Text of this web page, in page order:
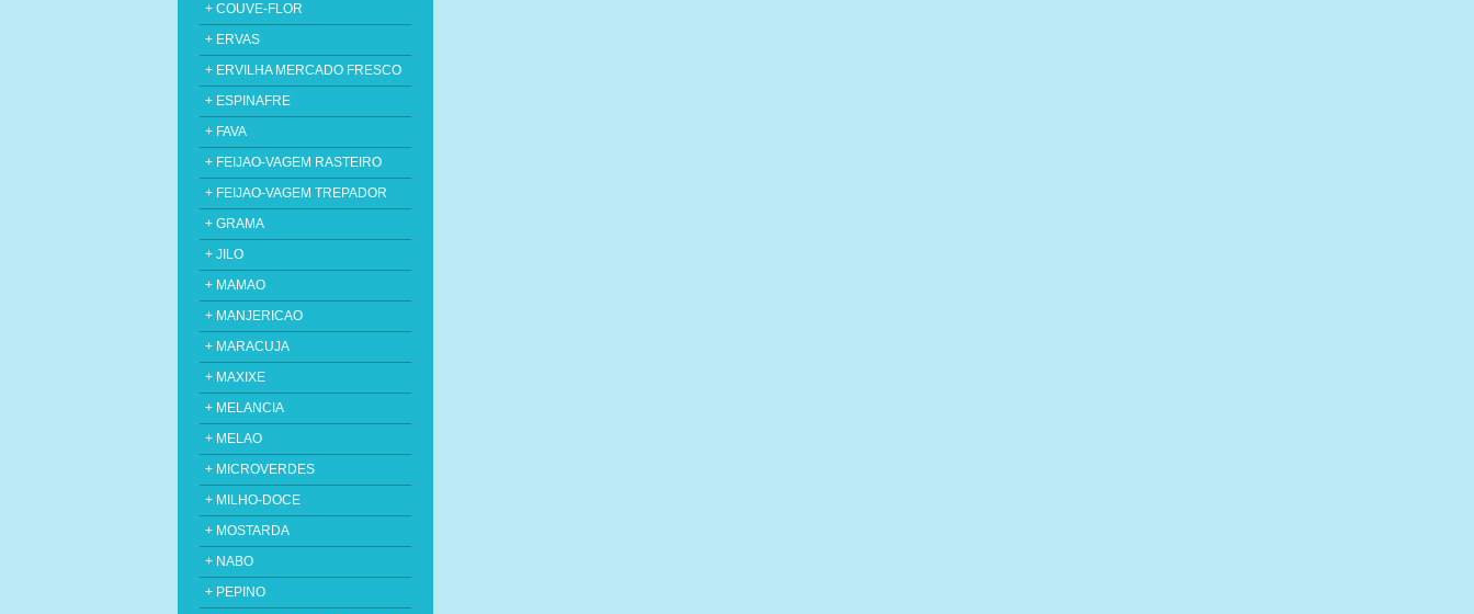
+ COUVE-FLOR
+ ERVAS
+ ERVILHA MERCADO FRESCO
+ ESPINAFRE
+ FAVA
+ FEIJAO-VAGEM RASTEIRO
+ FEIJAO-VAGEM TREPADOR
+ GRAMA
+ JILO
+ MAMAO
+ MANJERICAO
+ MARACUJA
+ MAXIXE
+ MELANCIA
+ MELAO
+ MICROVERDES
+ MILHO-DOCE
+ MOSTARDA
+ NABO
+ PEPINO